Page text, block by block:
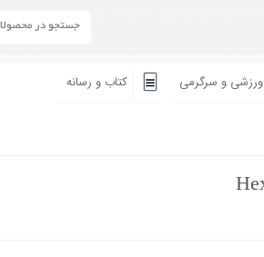
ورزشی و سرگرمی کتاب و رسانه